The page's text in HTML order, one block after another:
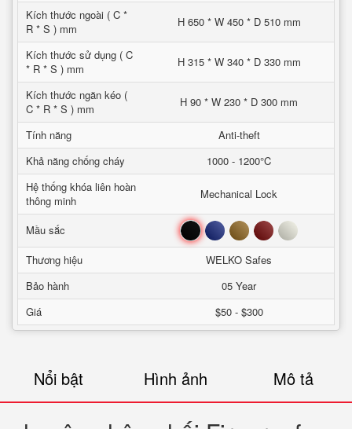
Kích thước ngoài ( C *
R * S ) mm
H 650 * W 450 * D 510 mm
Kích thước sử dụng ( C
* R * S ) mm
H 315 * W 340 * D 330 mm
Kích thước ngăn kéo (
C * R * S ) mm
H 90 * W 230 * D 300 mm
Tính năng
Anti-theft
Khả năng chống cháy
1000 - 1200°C
Hệ thống khóa liên hoàn
thông minh
Mechanical Lock
Mầu sắc Đen Xanh Nâu Đỏ Trắng
Thương hiệu
WELKO Safes
Bảo hành
05 Year
Giá
$50 - $300
Nổi bật Hình ảnh Mô tả